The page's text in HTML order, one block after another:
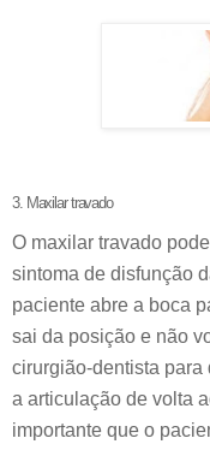
3. Maxilar travado
O maxilar travado
sintoma de disfunção
paciente abre a boca
sai da posição e não
cirurgião-dentista
a articulação de volta
importante que o